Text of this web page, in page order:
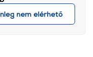
nem elérhető